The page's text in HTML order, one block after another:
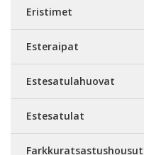
Eristimet
Esteraipat
Estesatulahuovat
Estesatulat
Farkkuratsastushousut